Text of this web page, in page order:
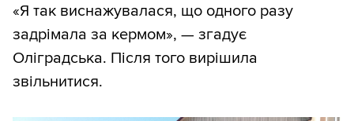
«Я так виснажувалася, що одного разу
задрімала за кермом», — згадує
Оліградська. Після того вирішила
звільнитися.